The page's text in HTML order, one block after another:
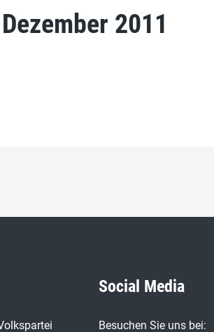
2011
Social Media
Besuchen Sie uns bei: